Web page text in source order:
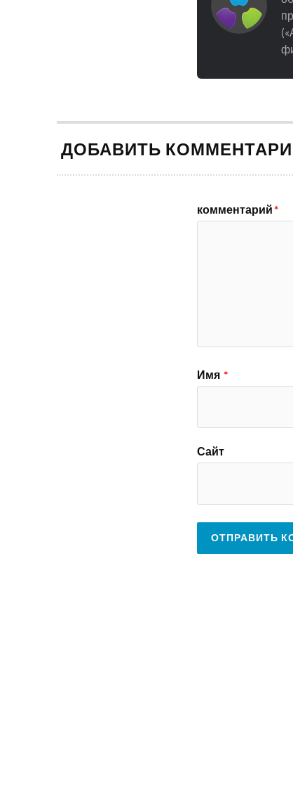
ДОБАВИТЬ
комментарий*
Имя *
Сайт